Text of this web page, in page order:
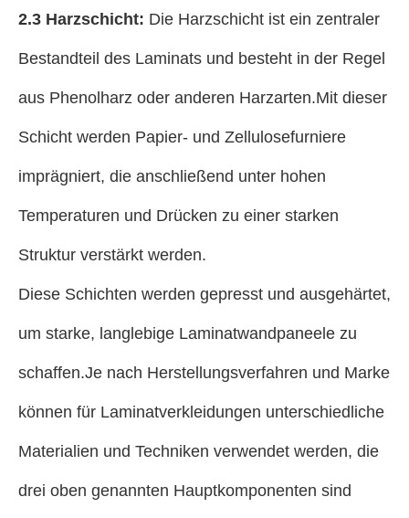
2.3 Harzschicht: Die Harzschicht ist ein zentraler
Bestandteil des Laminats und besteht in der Regel
aus Phenolharz oder anderen Harzarten.Mit dieser
Schicht werden Papier- und Zellulosefurniere
imprägniert, die anschließend unter hohen
Temperaturen und Drücken zu einer starken
Struktur verstärkt werden.
Diese Schichten werden gepresst und ausgehärtet,
um starke, langlebige Laminatwandpaneele zu
schaffen.Je nach Herstellungsverfahren und Marke
können für Laminatverkleidungen unterschiedliche
Materialien und Techniken verwendet werden, die
drei oben genannten Hauptkomponenten sind